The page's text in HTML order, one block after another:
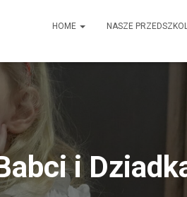
HOME NASZE
i